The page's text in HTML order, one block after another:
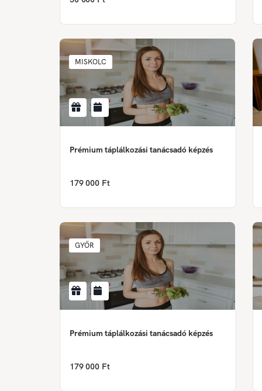
MISKOLC
Prémium táplálkozási tanácsadó képzés
179 000 Ft
GYŐR
Prémium táplálkozási tanácsadó képzés
179 000 Ft